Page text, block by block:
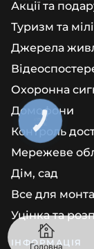
Головна
Акції та
Туризм та
Джерела
Охоронна
Домофони
Контроль
Мережеве
Дім, сад
Все для
Уцінка та
ІНФОРМАЦІЯ
КНОПКА
ЗВ'ЯЗКУ